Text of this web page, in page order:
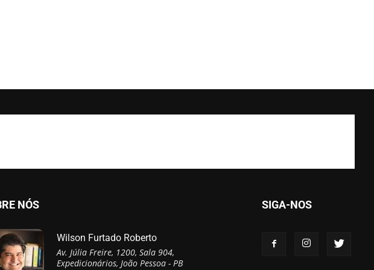
NÓS
Wilson Furtado Roberto
Av. Júlia Freire, 1200, Sala 904,
Expedicionários, João Pessoa - PB
SIGA-NOS